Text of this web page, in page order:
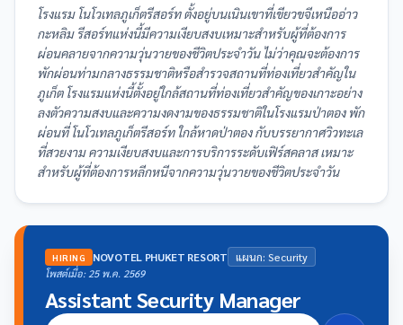
โรงแรม โนโวเทลภูเก็ตรีสอร์ท ตั้งอยู่บนเนินเขาที่เขียวขจีเหนืออ่าว
กะหลิม รีสอร์ทแห่งนี้มีความเงียบสงบเหมาะสำหรับผู้ที่ต้องการ
ผ่อนคลายจากความวุ่นวายของชีวิตประจำวัน ไม่ว่าคุณจะต้องการ
พักผ่อนท่ามกลางธรรมชาติหรือสำรวจสถานที่ท่องเที่ยวสำคัญใน
ภูเก็ต โรงแรมแห่งนี้ตั้งอยู่ใกล้สถานที่ท่องเที่ยวสำคัญของเกาะอย่าง
ลงตัวความสงบและความงดงามของธรรมชาติในโรงแรมป่าตอง พัก
ผ่อนที่ โนโวเทลภูเก็ตรีสอร์ท ใกล้หาดป่าตอง กับบรรยากาศวิวทะเล
ที่สวยงาม ความเงียบสงบและการบริการระดับเฟิร์สคลาส เหมาะ
สำหรับผู้ที่ต้องการหลีกหนีจากความวุ่นวายของชีวิตประจำวัน
HIRING NOVOTEL PHUKET RESORT แผนก: Security
โพสต์เมื่อ: 25 พ.ค. 2569
Assistant Security Manager